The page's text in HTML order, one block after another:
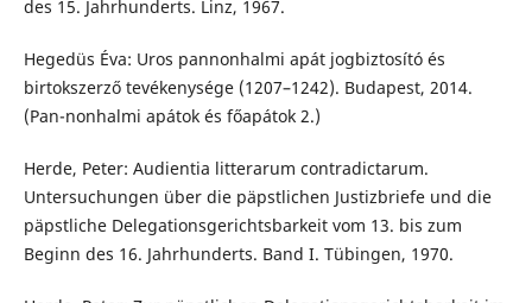
des 15. Jahrhunderts. Linz, 1967.
Hegedüs Éva: Uros pannonhalmi apát jogbiztosító és
birtokszerző tevékenysége (1207–1242). Budapest, 2014.
(Pan-nonhalmi apátok és főapátok 2.)
Herde, Peter: Audientia litterarum contradictarum.
Untersuchungen über die päpstlichen Justizbriefe und die
päpstliche Delegationsgerichtsbarkeit vom 13. bis zum
Beginn des 16. Jahrhunderts. Band I. Tübingen, 1970.